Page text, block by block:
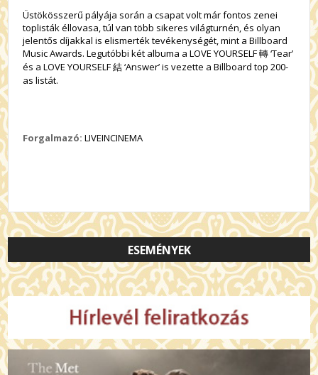
Üstökösszerű pályája során a csapat volt már fontos zenei
toplisták éllovasa, túl van több sikeres világturnén, és olyan
jelentős díjakkal is elismerték tevékenységét, mint a Billboard
Music Awards. Legutóbbi két albuma a LOVE YOURSELF 轉 ‘Tear’
és a LOVE YOURSELF 結 ‘Answer’ is vezette a Billboard top 200-
as listát.
Forgalmazó: LIVEINCINEMA
ESEMÉNYEK